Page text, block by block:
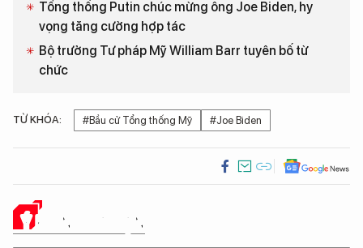
Tổng thống Putin chúc mừng ông Joe Biden, hy
vọng tăng cường hợp tác
Bộ trưởng Tư pháp Mỹ William Barr tuyên bố từ
chức
TỪ KHÓA: #Bầu cử Tổng thống Mỹ #Joe Biden
Ý KIẾN CỦA BẠN